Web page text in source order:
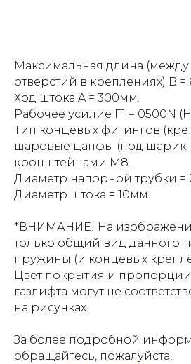
Максимальная длина
отверстий в креплениях) B =
Ход штока A = 300мм.
Рабочее усилие F1 = 0500N
Тип концевых фитингов
шаровые цапфы (под шарик
кронштейнами М8.
Диаметр напорной трубки =
Диаметр штока = 10мм.
*ВНИМАНИЕ! На
только общий вид данного
пружины (и концевых
Цвет покрытия и
газлифта могут не
на рисунках.
За более подробной
обращайтесь, пожалуйста,